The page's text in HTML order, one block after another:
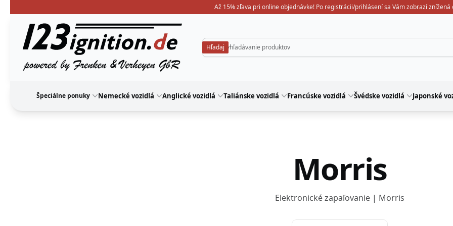
Až 15% zľava pri online objednávke! Po registrácii/prihlásení sa Vám zobrazí znížená
123ignition
Špeciálne ponuky Nemecké vozidlá Anglické vozidlá Taliánske vozidlá Francúske vozidlá Švédske vozidlá Japonské
Morris
Elektronické zapaľovanie | Morris